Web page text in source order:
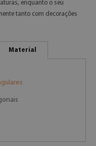
enquanto o seu
tanto com decorações
Material